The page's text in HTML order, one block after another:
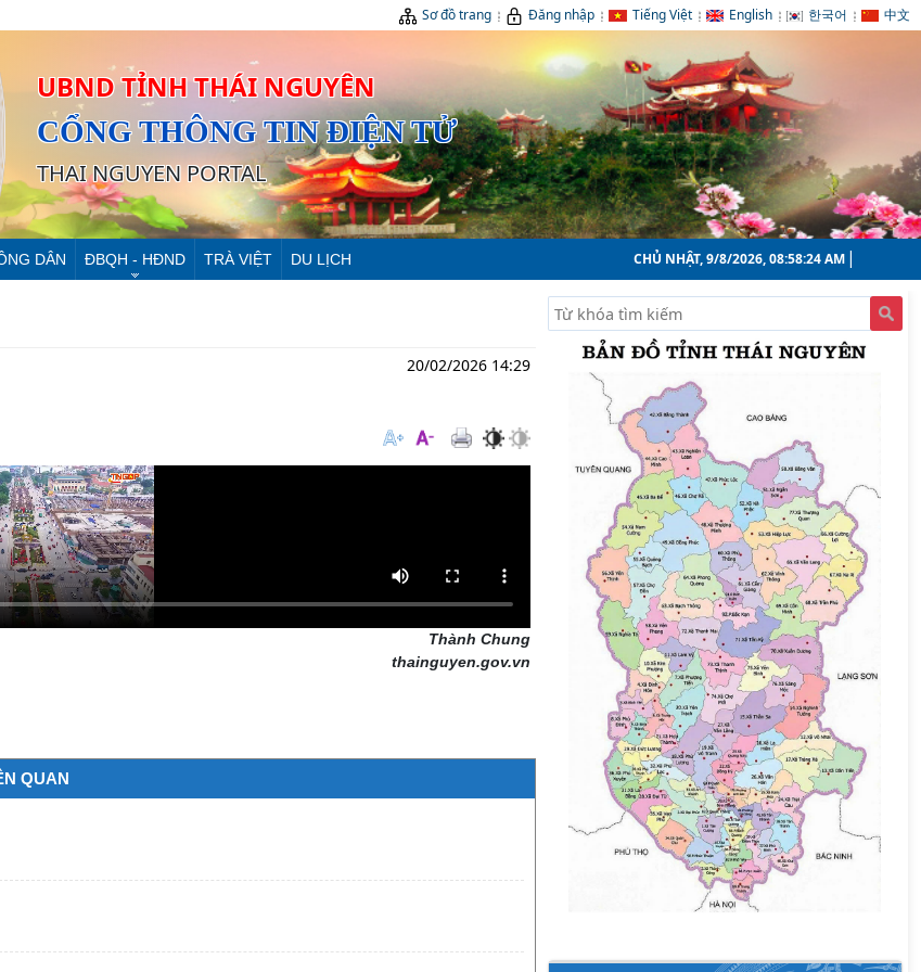
Sơ đồ trang Đăng nhập Tiếng Việt English 한국어 中文
UBND TỈNH THÁI NGUYÊN
CỔNG THÔNG TIN ĐIỆN TỬ
THAI NGUYEN PORTAL
DÂN ĐBQH - HĐND TRÀ VIỆT DU LỊCH CHỦ NHẬT, 9/8/2026, 08:58:25 AM
20/02/2026 14:29
Thành Chung
thainguyen.gov.vn
QUAN